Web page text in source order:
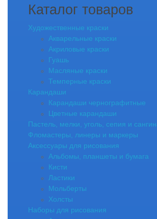
Каталог товаров
Художественные краски
Акварельные краски
Акриловые краски
Гуашь
Масляные краски
Темперные краски
Карандаши
Карандаши чернографитные
Цветные карандаши
Пастель, мелки, уголь, сепия и
Фломастеры, линеры и маркеры
Аксессуары для рисования
Альбомы, планшеты и бумага
Кисти
Ластики
Мольберты
Холсты
Наборы для рисования